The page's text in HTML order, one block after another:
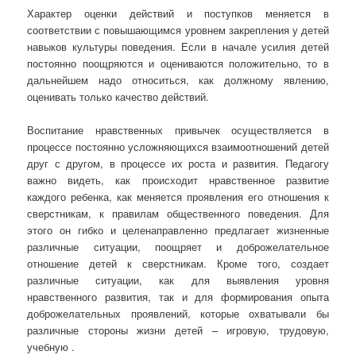
Характер оценки действий и поступков меняется в
соответствии с повышающимся уровнем закрепления у детей
навыков культуры поведения. Если в начале усилия детей
постоянно поощряются и оцениваются положительно, то в
дальнейшем надо относиться, как должному явлению,
оценивать только качество действий.
Воспитание нравственных привычек осуществляется в
процессе постоянно усложняющихся взаимоотношений детей
друг с другом, в процессе их роста и развития. Педагогу
важно видеть, как происходит нравственное развитие
каждого ребенка, как меняется проявления его отношения к
сверстникам, к правилам общественного поведения. Для
этого он гибко и целенаправленно предлагает жизненные
различные ситуации, поощряет и доброжелательное
отношение детей к сверстникам. Кроме того, создает
различные ситуации, как для выявления уровня
нравственного развития, так и для формирования опыта
доброжелательных проявлений, которые охватывали бы
различные стороны жизни детей – игровую, трудовую,
учебную .